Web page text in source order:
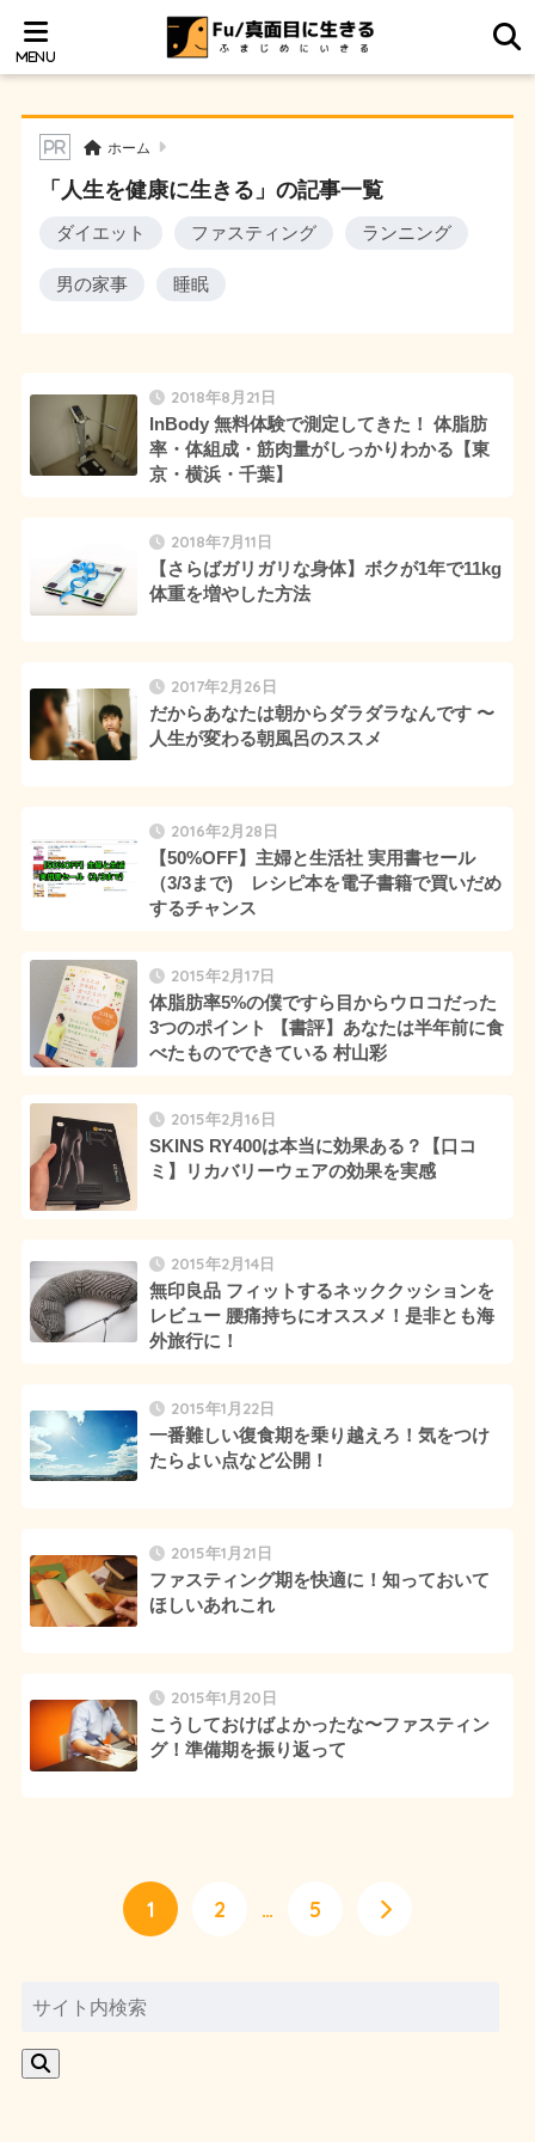
ホーム
「人生を健康に生きる」の記事一覧
ダイエット ファスティング ランニング
男の家事 睡眠
2018年8月21日
InBody 無料体験で測定してきた！ 体脂肪
率・体組成・筋肉量がしっかりわかる【東
京・横浜・千葉】
2018年7月11日
【さらばガリガリな身体】ボクが1年で11kg
体重を増やした方法
2017年2月26日
だからあなたは朝からダラダラなんです 〜
人生が変わる朝風呂のススメ
2016年2月28日
【50%OFF】主婦と生活社 実用書セール
（3/3まで) レシピ本を電子書籍で買いだめ
するチャンス
2015年2月17日
体脂肪率5%の僕ですら目からウロコだった
3つのポイント 【書評】あなたは半年前に食
べたものでできている 村山彩
2015年2月16日
SKINS RY400は本当に効果ある？【口コ
ミ】リカバリーウェアの効果を実感
2015年2月14日
無印良品 フィットするネッククッションを
レビュー 腰痛持ちにオススメ！是非とも海
外旅行に！
2015年1月22日
一番難しい復食期を乗り越えろ！気をつけ
たらよい点など公開！
2015年1月21日
ファスティング期を快適に！知っておいて
ほしいあれこれ
2015年1月20日
こうしておけばよかったな〜ファスティン
グ！準備期を振り返って
1 2 … 5